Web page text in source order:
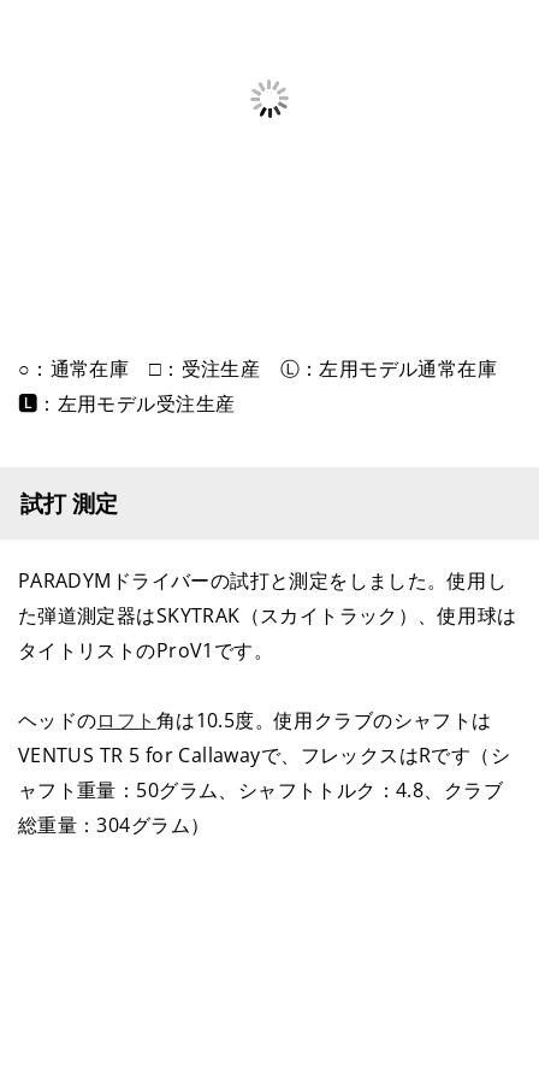
○：通常在庫 □：受注生産 Ⓛ：左用モデル通常在庫
🅻：左用モデル受注生産
試打 測定
PARADYMドライバーの試打と測定をしました。使用し
た弾道測定器はSKYTRAK（スカイトラック）、使用球は
タイトリストのProV1です。
ヘッドのロフト 角は10.5度。使用クラブのシャフトは
VENTUS TR 5 for Callawayで、フレックスはRです（シ
ャフト重量：50グラム、シャフトトルク：4.8、クラブ
総重量：304グラム）